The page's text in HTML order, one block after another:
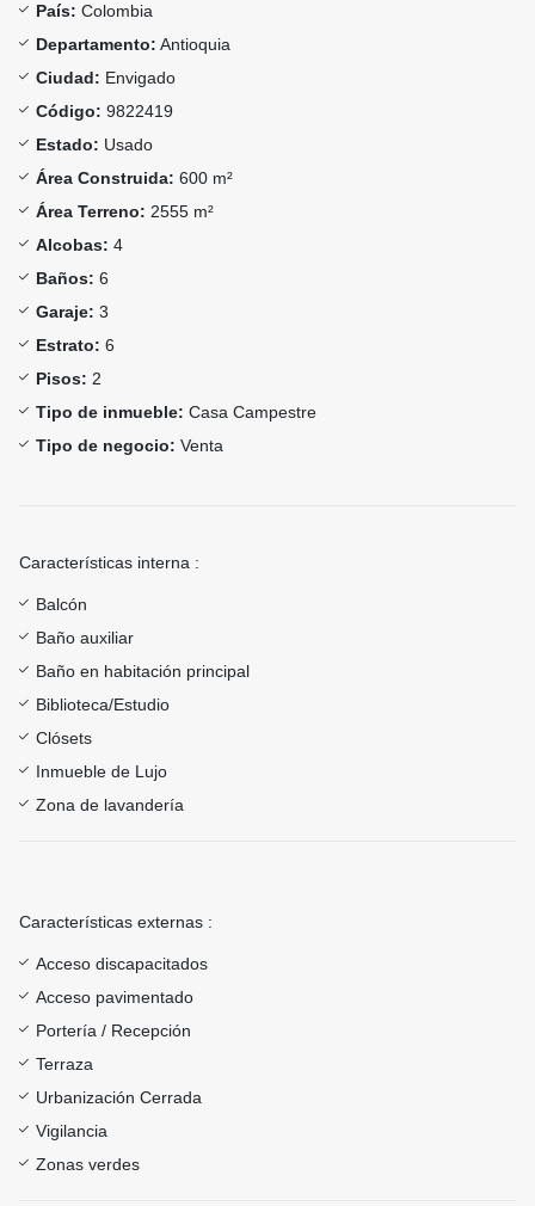
País: Colombia
Departamento: Antioquia
Ciudad: Envigado
Código: 9822419
Estado: Usado
Área Construida: 600 m²
Área Terreno: 2555 m²
Alcobas: 4
Baños: 6
Garaje: 3
Estrato: 6
Pisos: 2
Tipo de inmueble: Casa Campestre
Tipo de negocio: Venta
Características interna :
Balcón
Baño auxiliar
Baño en habitación principal
Biblioteca/Estudio
Clósets
Inmueble de Lujo
Zona de lavandería
Características externas :
Acceso discapacitados
Acceso pavimentado
Portería / Recepción
Terraza
Urbanización Cerrada
Vigilancia
Zonas verdes